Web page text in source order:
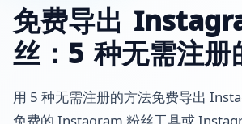
免费导出
丝：5 种无需注册
用 5 种无需注册的方法免费导出
免费的 Instagram 粉丝工具或